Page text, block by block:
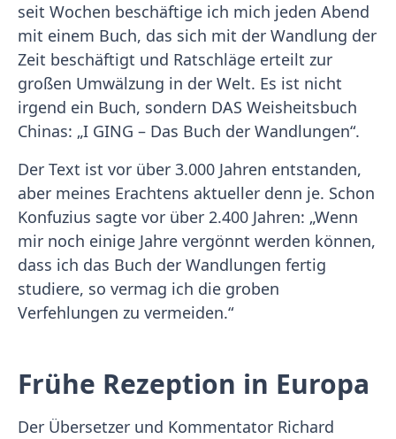
seit Wochen beschäftige ich mich jeden Abend
mit einem Buch, das sich mit der Wandlung der
Zeit beschäftigt und Ratschläge erteilt zur
großen Umwälzung in der Welt. Es ist nicht
irgend ein Buch, sondern DAS Weisheitsbuch
Chinas: „I GING – Das Buch der Wandlungen“.
Der Text ist vor über 3.000 Jahren entstanden,
aber meines Erachtens aktueller denn je. Schon
Konfuzius sagte vor über 2.400 Jahren: „Wenn
mir noch einige Jahre vergönnt werden können,
dass ich das Buch der Wandlungen fertig
studiere, so vermag ich die groben
Verfehlungen zu vermeiden.“
Frühe Rezeption in Europa
Der Übersetzer und Kommentator Richard